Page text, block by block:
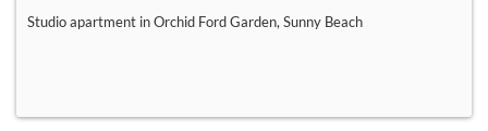
Studio apartment in Orchid Ford Garden, Sunny Beach